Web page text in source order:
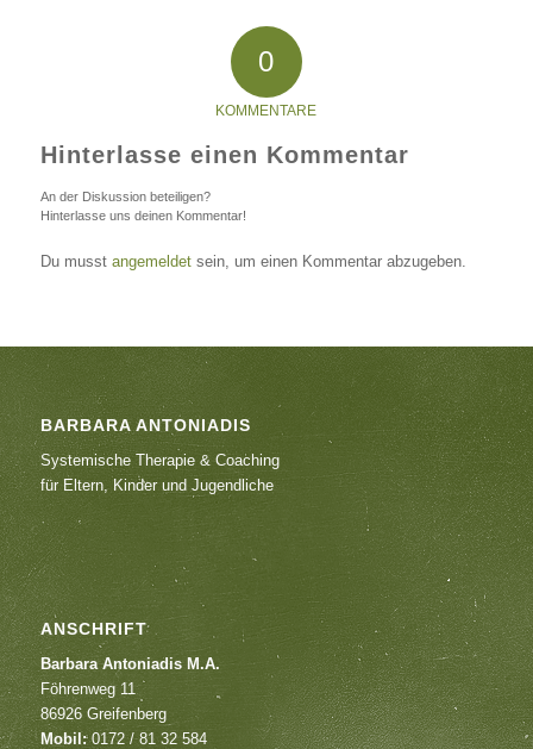
0
KOMMENTARE
Hinterlasse einen Kommentar
An der Diskussion beteiligen?
Hinterlasse uns deinen Kommentar!
Du musst angemeldetsein, um einen Kommentar abzugeben.
BARBARA ANTONIADIS
Systemische Therapie & Coaching
für Eltern, Kinder und Jugendliche
ANSCHRIFT
Barbara Antoniadis M.A.
Föhrenweg 11
86926 Greifenberg
Mobil:0172 / 81 32 584